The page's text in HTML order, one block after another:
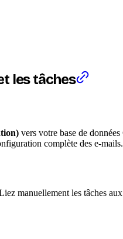
les tâches
vers votre base de
complète des e-mails.
manuellement les tâches